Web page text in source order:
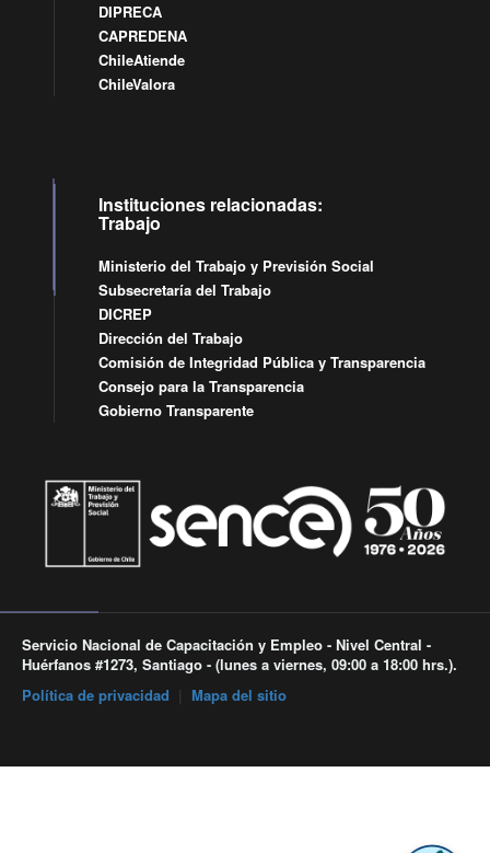
DIPRECA
CAPREDENA
ChileAtiende
ChileValora
Instituciones relacionadas:
Trabajo
Ministerio del Trabajo y Previsión Social
Subsecretaría del Trabajo
DICREP
Dirección del Trabajo
Comisión de Integridad Pública y Transparencia
Consejo para la Transparencia
Gobierno Transparente
Servicio Nacional de Capacitación y Empleo - Nivel Central -
Huérfanos #1273, Santiago - (lunes a viernes, 09:00 a 18:00 hrs.).
Política de privacidad
Mapa del sitio